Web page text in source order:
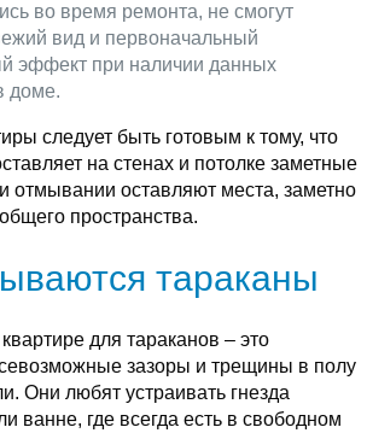
во время ремонта, не смогут
вид и первоначальный
эффект при наличии данных
доме.
следует быть готовым к тому, что
на стенах и потолке заметные
отмывании оставляют места, заметно
пространства.
тараканы
для тараканов – это
зазоры и трещины в полу
Они любят устраивать гнезда
ванне, где всегда есть в свободном